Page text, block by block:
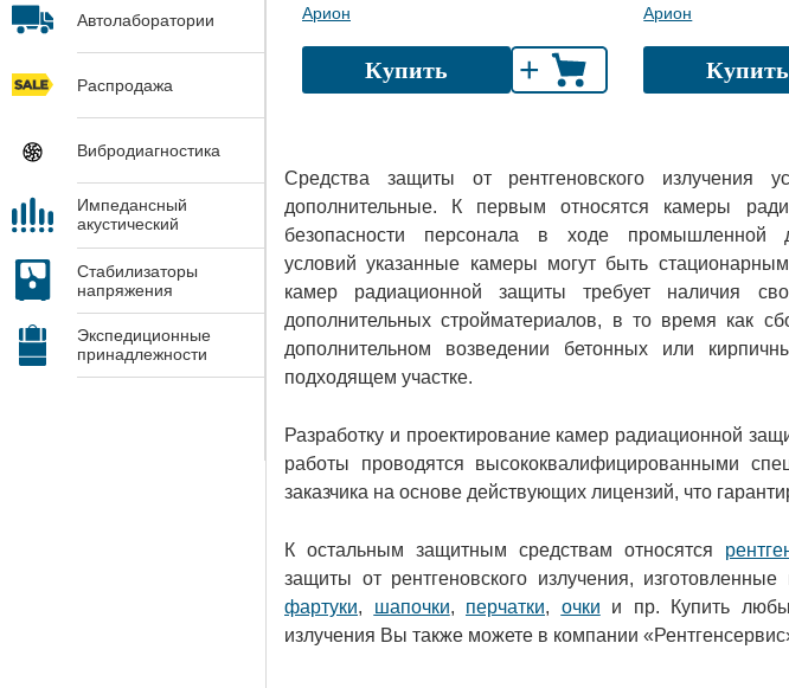
Автолаборатории
Распродажа
Вибродиагностика
Импедансный
акустический
Стабилизаторы
напряжения
Экспедиционные
принадлежности
Арион
Купить +
Арион
Купить
Средства защиты от рентгеновского
дополнительные. К первым относятся камеры
безопасности персонала в ходе промышленной
условий указанные камеры могут быть
камер радиационной защиты требует наличия
дополнительных стройматериалов, в то время как
дополнительном возведении бетонных или
подходящем участке.
Разработку и проектирование камер радиационной
работы проводятся высококвалифицированными
заказчика на основе действующих лицензий, что
К остальным защитным средствам относятся
защиты от рентгеновского излучения,
фартуки, шапочки, перчатки, очки и пр. Купить
излучения Вы также можете в компании